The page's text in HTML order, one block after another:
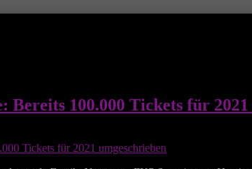
Bereits 100.000 Tickets für 2021